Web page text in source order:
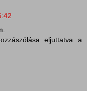
eljuttatva a